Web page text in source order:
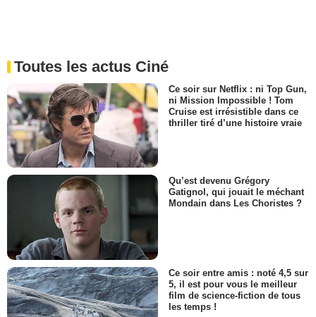
Toutes les actus Ciné
Ce soir sur Netflix : ni Top Gun,
ni Mission Impossible ! Tom
Cruise est irrésistible dans ce
thriller tiré d’une histoire vraie
Qu’est devenu Grégory
Gatignol, qui jouait le méchant
Mondain dans Les Choristes ?
Ce soir entre amis : noté 4,5 sur
5, il est pour vous le meilleur
film de science-fiction de tous
les temps !